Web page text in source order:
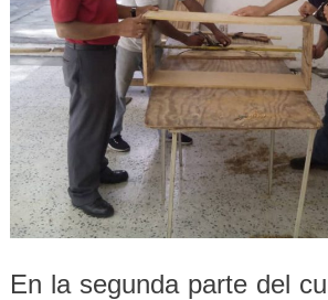
En la segunda parte del